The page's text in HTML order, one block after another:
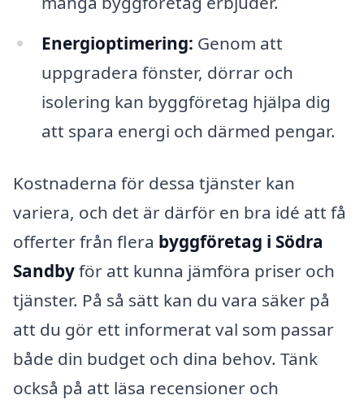
Energioptimering: Genom att
uppgradera fönster, dörrar och
isolering kan byggföretag hjälpa dig
att spara energi och därmed pengar.
Kostnaderna för dessa tjänster kan
variera, och det är därför en bra idé att få
offerter från flera byggföretag i Södra
Sandbyför att kunna jämföra priser och
tjänster. På så sätt kan du vara säker på
att du gör ett informerat val som passar
både din budget och dina behov. Tänk
också på att läsa recensioner och